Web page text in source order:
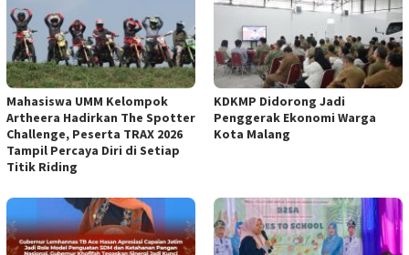
Mahasiswa UMM Kelompok
Artheera Hadirkan The Spotter
Challenge, Peserta TRAX 2026
Tampil Percaya Diri di Setiap
Titik Riding
KDKMP Didorong Jadi
Penggerak Ekonomi Warga
Kota Malang